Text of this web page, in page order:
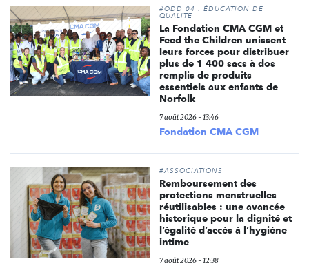
#ODD 04 : ÉDUCATION DE
QUALITÉ
La Fondation CMA CGM et
Feed the Children unissent
leurs forces pour distribuer
plus de 1 400 sacs à dos
remplis de produits
essentiels aux enfants de
Norfolk
7 août 2026 - 13:46
Fondation CMA CGM
#ASSOCIATIONS
Remboursement des
protections menstruelles
réutilisables : une avancée
historique pour la dignité et
l’égalité d’accès à l’hygiène
intime
7 août 2026 - 12:38